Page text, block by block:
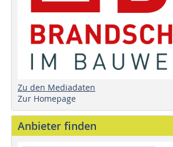
Zu den Mediadaten
Zur Homepage
Anbieter finden